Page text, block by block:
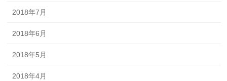
2018年7月
2018年6月
2018年5月
2018年4月